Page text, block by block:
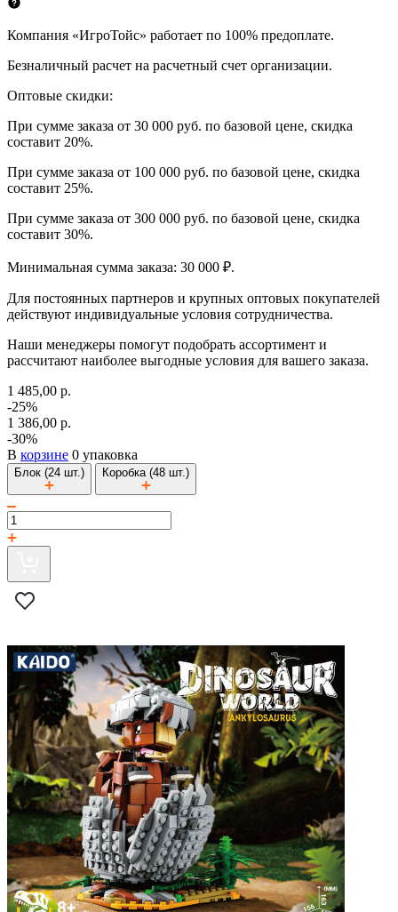
Компания «ИгроТойс» работает по 100% предоплате.
Безналичный расчет на расчетный счет организации.
Оптовые скидки:
При сумме заказа от 30 000 руб. по базовой цене, скидка
составит 20%.
При сумме заказа от 100 000 руб. по базовой цене, скидка
составит 25%.
При сумме заказа от 300 000 руб. по базовой цене, скидка
составит 30%.
Минимальная сумма заказа: 30 000 ₽.
Для постоянных партнеров и крупных оптовых покупателей
действуют индивидуальные условия сотрудничества.
Наши менеджеры помогут подобрать ассортимент и
рассчитают наиболее выгодные условия для вашего заказа.
1 485,00 р.
-25%
1 386,00 р.
-30%
В корзине 0 упаковка
Блок (24 шт.) Коробка (48 шт.)